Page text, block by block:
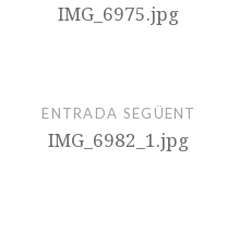
IMG_6975.jpg
ENTRADA SEGÜENT
IMG_6982_1.jpg